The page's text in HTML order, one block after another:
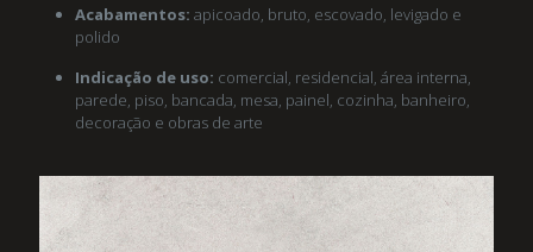
Acabamentos: apicoado, bruto, escovado, levigado e
polido
Indicação de uso: comercial, residencial, área interna,
parede, piso, bancada, mesa, painel, cozinha, banheiro,
decoração e obras de arte